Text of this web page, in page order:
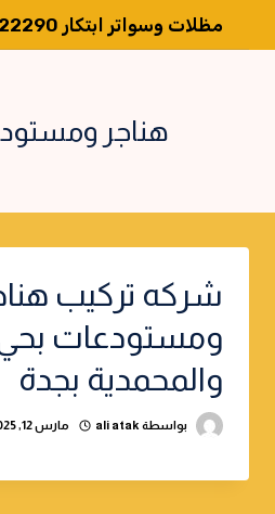
مظلات وسواتر ابتكار 0501822290
هناجر
شركه تركيب
ومستودعات بحي
والمحمدية بجدة
بواسطة ali atak مارس 12, 2025